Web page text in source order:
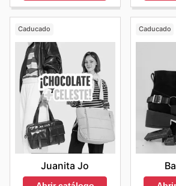
Caducado
Juanita Jo
Caducado